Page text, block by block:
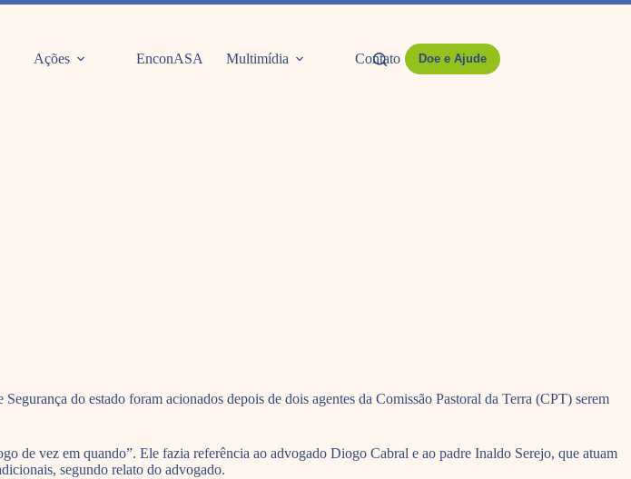
Ações EnconASA Multimídia Contato Doe e Ajude
do estado foram acionados depois de dois agentes da Comissão Pastoral da Terra (CPT) serem
de vez em quando”. Ele fazia referência ao advogado Diogo Cabral e ao padre Inaldo Serejo, que atuam
segundo relato do advogado.